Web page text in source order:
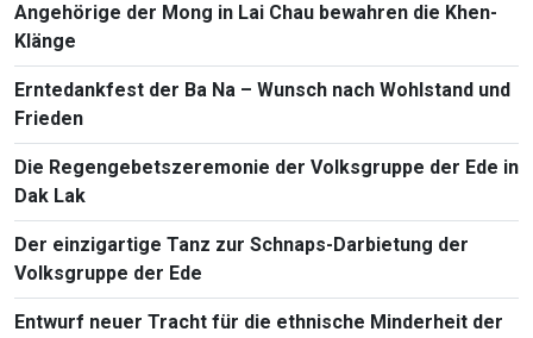
Angehörige der Mong in Lai Chau bewahren die Khen-
Klänge
Erntedankfest der Ba Na – Wunsch nach Wohlstand und
Frieden
Die Regengebetszeremonie der Volksgruppe der Ede in
Dak Lak
Der einzigartige Tanz zur Schnaps-Darbietung der
Volksgruppe der Ede
Entwurf neuer Tracht für die ethnische Minderheit der